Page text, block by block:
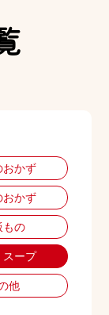
おかず
おかず
もの
スープ
他